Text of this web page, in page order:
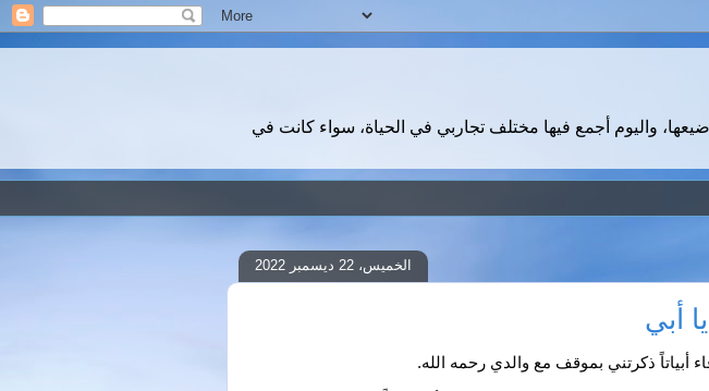
واليوم أجمع فيها مختلف تجاربي في الحياة، سواء كانت في
الخميس، 22 ديسمبر 2022
أبي
أبياتاً ذكرتني بموقف مع والدي رحمه الله.